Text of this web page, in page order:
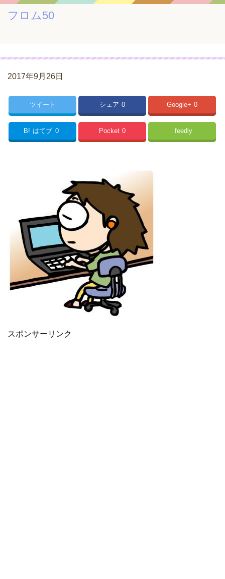
フロム50
2017年9月26日
ツイート シェア 0 Google+ 0
B! はてブ 0 Pocket 0 feedly
スポンサーリンク